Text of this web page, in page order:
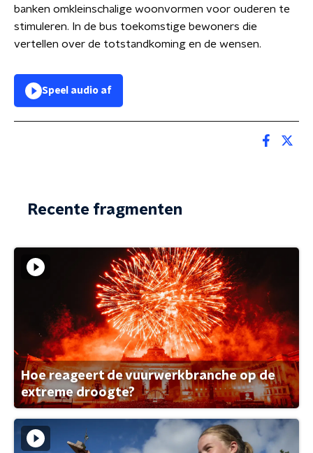
banken omkleinschalige woonvormen voor ouderen te
stimuleren. In de bus toekomstige bewoners die
vertellen over de totstandkoming en de wensen.
Speel audio af
Recente fragmenten
Hoe reageert de vuurwerkbranche op de
extreme droogte?